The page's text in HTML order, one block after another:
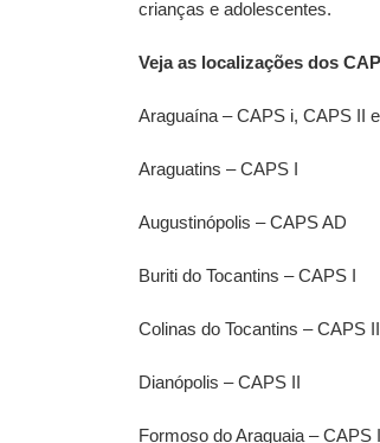
crianças e adolescentes.
Veja as localizações dos
Araguaína – CAPS i, CAPS II
Araguatins – CAPS I
Augustinópolis – CAPS AD
Buriti do Tocantins – CAPS I
Colinas do Tocantins – CAPS
Dianópolis – CAPS II
Formoso do Araguaia – CAPS I